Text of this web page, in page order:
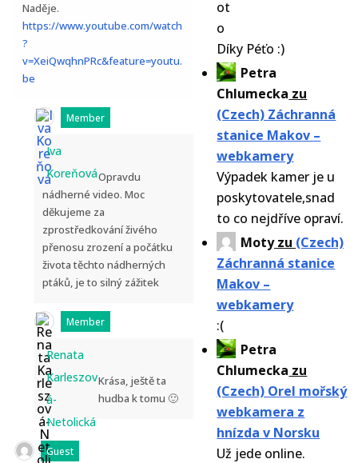
Díky Péťo :)
Petra
Chlumecka zu
(Czech) Záchranná
stanice Makov –
webkamery
Výpadek kamer je u
poskytovatele,snad
to co nejdříve opraví.
Motyzu (Czech)
Záchranná stanice
Makov –
webkamery
:(
Petra
Chlumecka zu
(Czech) Orel mořský
webkamera z
hnízda v Norsku
Už jede online.
Naděje.
https://www.youtube.com/watch
?
v=XeiQwqhnPRc&feature=youtu.
be
Member
Iva
KoreňováOpravdu
nádherné video. Moc
děkujeme za
zprostředkování živého
přenosu zrození a počátku
života těchto nádherných
ptáků, je to silný zážitek
Member
Renata
Karleszov
á-
Netolická
Krása, ještě ta
hudba k tomu 🙂
Guest